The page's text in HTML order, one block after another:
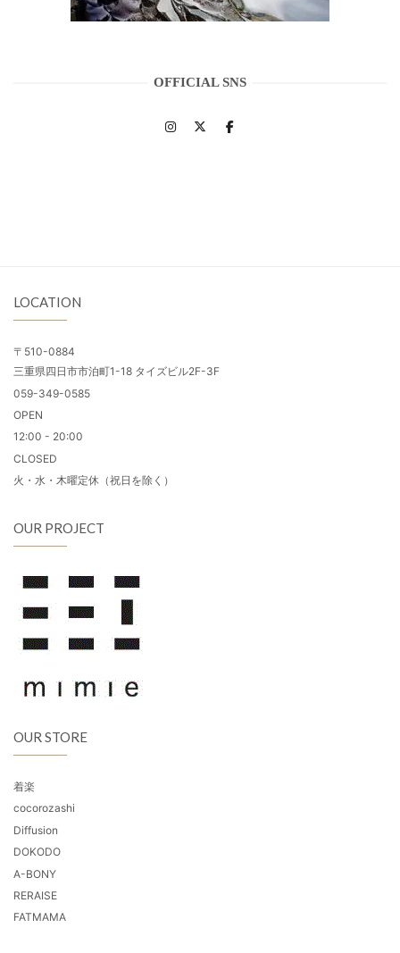
OFFICIAL SNS
LOCATION
〒510-0884
三重県四日市市泊町1-18 タイズビル2F-3F
059-349-0585
OPEN
12:00 - 20:00
CLOSED
火・水・木曜定休（祝日を除く）
OUR PROJECT
OUR STORE
着楽
cocorozashi
Diffusion
DOKODO
A-BONY
RERAISE
FATMAMA